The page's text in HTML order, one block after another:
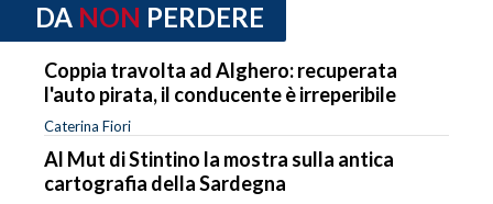
DA NON PERDERE
Coppia travolta ad Alghero: recuperata
l'auto pirata, il conducente è irreperibile
Caterina Fiori
Al Mut di Stintino la mostra sulla antica
cartografia della Sardegna